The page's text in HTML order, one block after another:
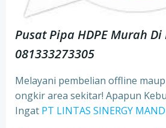
Pusat Pipa HDPE Murah
081333273305
Melayani pembelian offline
ongkir area sekitar! Apapun
Ingat PT LINTAS SINERGY